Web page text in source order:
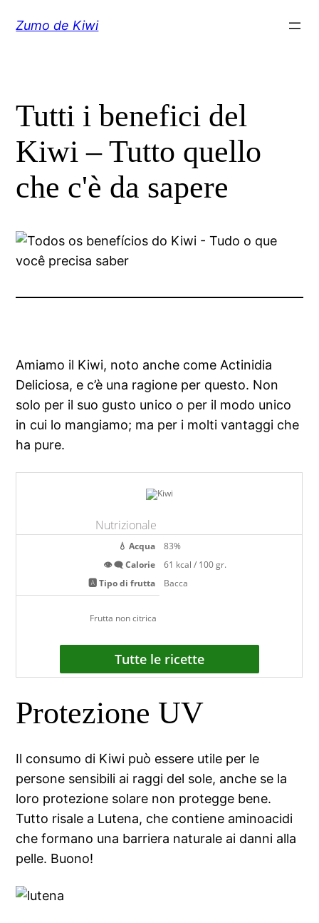
Zumo de Kiwi
Tutti i benefici del
Kiwi – Tutto quello
che c'è da sapere
Amiamo il Kiwi, noto anche come Actinidia
Deliciosa, e c’è una ragione per questo. Non
solo per il suo gusto unico o per il modo unico
in cui lo mangiamo; ma per i molti vantaggi che
ha pure.
Nutrizionale
💧 Acqua
83%
👁️ 🗨️ Calorie
61 kcal / 100 gr.
🅰️ Tipo di frutta
Bacca
Frutta non citrica
Tutte le ricette
Protezione UV
Il consumo di Kiwi può essere utile per le
persone sensibili ai raggi del sole, anche se la
loro protezione solare non protegge bene.
Tutto risale a Lutena, che contiene aminoacidi
che formano una barriera naturale ai danni alla
pelle. Buono!